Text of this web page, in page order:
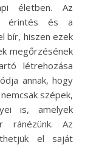
életben. Az
érintés és a
bír, hiszen ezek
megőrzésének
létrehozása
annak, hogy
szépek,
is, amelyek
ránézünk. Az
el saját